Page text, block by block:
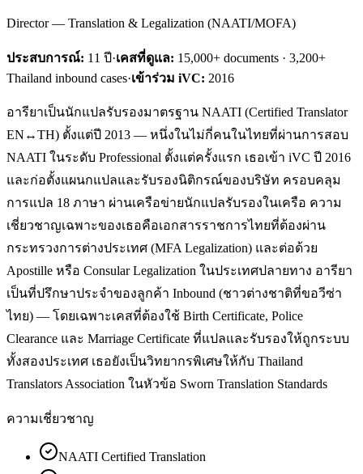
Director — Translation & Legalization (NAATI/MOFA)
ประสบการณ์: 11 ปี·เคสที่ดูแล: 15,000+ documents · 3,200+
Thailand inbound cases·เข้าร่วม iVC: 2016
อารียาเป็นนักแปลรับรองมาตรฐาน NAATI (Certified Translator
EN↔TH) ตั้งแต่ปี 2013 — หนึ่งในไม่กี่คนในไทยที่ผ่านการสอบ
NAATI ในระดับ Professional ตั้งแต่ครั้งแรก เธอเข้า iVC ปี 2016
และก่อตั้งแผนกแปลและรับรองนิติกรณ์ของบริษัท ครอบคลุม
การแปล 18 ภาษา ผ่านเครือข่ายนักแปลรับรองในเครือ ความ
เชี่ยวชาญเฉพาะของเธอคือเอกสารราชการไทยที่ต้องผ่าน
กระทรวงการต่างประเทศ (MFA Legalization) และต่อด้วย
Apostille หรือ Consular Legalization ในประเทศปลายทาง อารียา
เป็นที่ปรึกษาประจำของลูกค้า Inbound (ชาวต่างชาติที่ขอวีซ่า
ไทย) — โดยเฉพาะเคสที่ต้องใช้ Birth Certificate, Police
Clearance และ Marriage Certificate ที่แปลและรับรองให้ถูกระบบ
ทั้งสองประเทศ เธอยังเป็นวิทยากรพิเศษให้กับ Thailand
Translators Association ในหัวข้อ Sworn Translation Standards
ความเชี่ยวชาญ
NAATI Certified Translation